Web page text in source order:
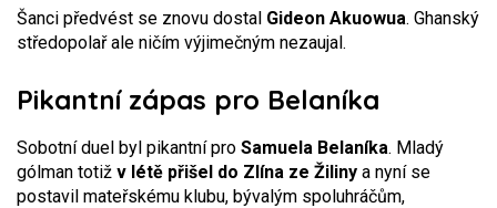
Šanci předvést se znovu dostal Gideon Akuowua. Ghanský
středopolař ale ničím výjimečným nezaujal.
Pikantní zápas pro Belaníka
Sobotní duel byl pikantní pro Samuela Belaníka. Mladý
gólman totiž v létě přišel do Zlína ze Žiliny a nyní se
postavil mateřskému klubu, bývalým spoluhráčům,